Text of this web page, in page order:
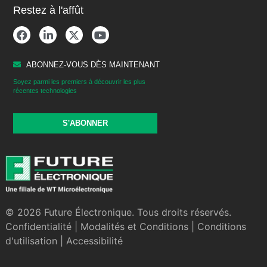
Restez à l'affût
ABONNEZ-VOUS DÈS MAINTENANT
Soyez parmi les premiers à découvrir les plus
récentes technologies
S'ABONNER
© 2026 Future Électronique. Tous droits réservés.
Confidentialité| Modalités et Conditions| Conditions
d'utilisation
Accessibilité